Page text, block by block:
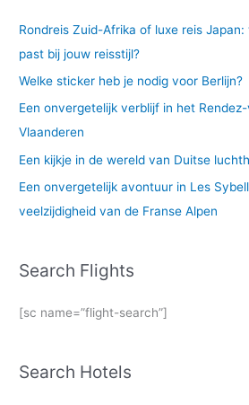
Rondreis Zuid-Afrika of luxe reis
past bij jouw reisstijl?
Welke sticker heb je nodig voor Berlijn?
Een onvergetelijk verblijf in het
Vlaanderen
Een kijkje in de wereld van Duitse
Een onvergetelijk avontuur in Les
veelzijdigheid van de Franse Alpen
Search Flights
[sc name=”flight-search”]
Search Hotels